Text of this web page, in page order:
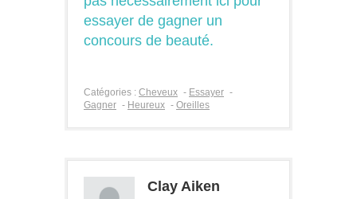
essayer de gagner un
concours de beauté.
Catégories : Cheveux - Essayer -
Gagner - Heureux - Oreilles
Clay Aiken